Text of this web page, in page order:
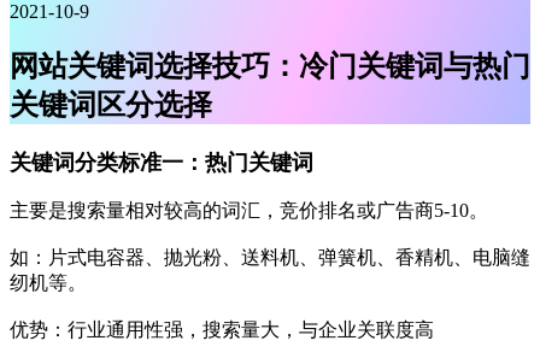
2021-10-9
网站关键词选择技巧：冷门关键词与热门
关键词区分选择
关键词分类标准一 ： 热门关键词
主要是搜索量相对较高的词汇，竞价排名或广告商5-10。
如：片式电容器、抛光粉、送料机、弹簧机、香精机、电脑缝
纫机等。
优势：行业通用性强，搜索量大，与企业关联度高